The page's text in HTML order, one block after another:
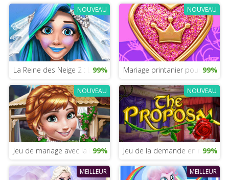
NOUVEAU
La Reine des Neige 2 : La mariage d’Elsa
99%
NOUVEAU
Mariage printanier pour une
99%
NOUVEAU
Jeu de mariage avec la Reine des Neiges
99%
NOUVEAU
Jeu de la demande en mariage
99%
MEILLEUR MEILLEUR